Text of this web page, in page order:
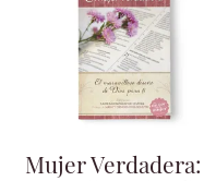
Mujer